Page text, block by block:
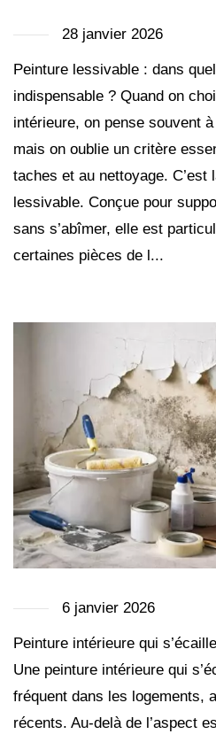
28 janvier 2026
Peinture lessivable : dans
indispensable ? Quand on
intérieure, on pense souvent
mais on oublie un critère
taches et au nettoyage. C’est
lessivable. Conçue pour
sans s’abîmer, elle est
certaines pièces de l...
6 janvier 2026
Peinture intérieure qui
Une peinture intérieure qui
fréquent dans les logements,
récents. Au-delà de l’aspect